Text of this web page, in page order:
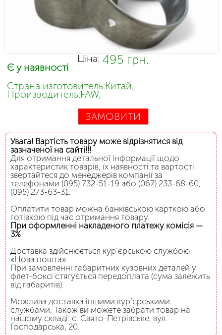
Ціна: 495 грн.
Є у наявності
Страна изготовитель:Китай,
Производитель:FAW,
ЗАМОВИТИ
Увага! Вартість товару може відрізнятися від
зазначеної на сайті!!!
Для отримання детальної інформації щодо
характеристик товарів, їх наявності та вартості
звертайтеся до менеджерів компанії за
телефонами (095) 732-51-19 або (067) 233-68-60,
(095) 273-63-31.
Оплатити товар можна банківською карткою або
готівкою під час отримання товару.
При оформленні накладеного платежу комісія —
3%
Доставка здійснюється кур’єрською службою
«Нова пошта».
При замовленні габаритних кузовних деталей у
флет-боксі стягується передоплата (сума залежить
від габаритів).
Можлива доставка іншими кур’єрськими
службами. Також ви можете забрати товар на
нашому складі: с. Свято-Петрівське, вул.
Господарська, 20.